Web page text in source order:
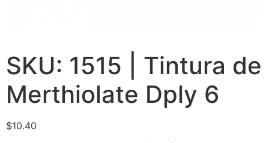
SKU: 1515 | Tintura de
Merthiolate Dply 6
$10.40